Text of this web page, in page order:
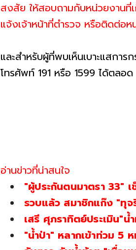
สงสัย ให้สอบถามกับหน่วยงานที่
แจ้งเจ้าหน้าที่ตำรวจ หรือติดต่อ
และสำหรับผู้ที่พบเห็นเบาะแสกา
โทรศัพท์ 191 หรือ 1599 ได้ตลอ
อ่านข่าวที่น่าสนใจ
"ผู้ประกันตนมาตรา 33"
รวบแล้ว สมาชิกแก๊ง "ทุ
เสรี ศุภราทิตย์ประเมิน"น้
"น้ำป่า" หลากเข้าท่วม 5